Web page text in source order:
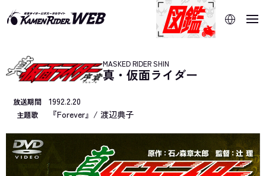
当サイトでは、機械的な自動翻訳サービスを使用していま
す。指定した言語に切り替わらないページは、ブラウザの翻
訳機能をご利用ください。
MASKED RIDER SHIN
真・仮面ライダー
放送期間 1992.2.20
主題歌 『Forever』/ 渡辺典子